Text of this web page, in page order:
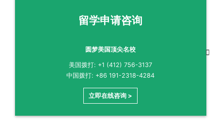
留学申请咨询
圆梦美国顶尖名校
美国拨打: +1 (412) 756-3137
中国拨打: +86 191-2318-4284
立即在线咨询 >